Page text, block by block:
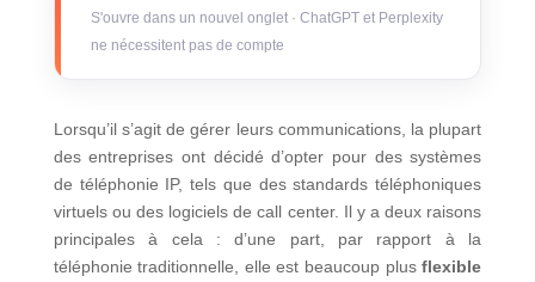
S'ouvre dans un nouvel onglet · ChatGPT et Perplexity
ne nécessitent pas de compte
Lorsqu’il s’agit de gérer leurs communications, la plupart
des entreprises ont décidé d’opter pour des systèmes
de téléphonie IP, tels que des standards téléphoniques
virtuels ou des logiciels de call center. Il y a deux raisons
principales à cela : d’une part, par rapport à la
téléphonie traditionnelle, elle est beaucoup plusflexible